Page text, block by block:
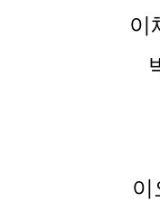
이
이